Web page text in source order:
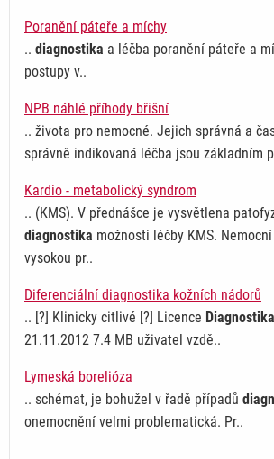
Poranění páteře a míchy
.. diagnostika a léčba poranění páteře a
postupy v..
NPB náhlé příhody břišní
.. života pro nemocné. Jejich správná a
správně indikovaná léčba jsou základním
Kardio - metabolický syndrom
.. (KMS). V přednášce je vysvětlena
diagnostika možnosti léčby KMS.
vysokou pr..
Diferenciální diagnostika kožních nádorů
.. [?] Klinicky citlivé [?] Licence Diagnostika
21.11.2012 7.4 MB uživatel vzdě..
Lymeská borelióza
.. schémat, je bohužel v řadě případů
onemocnění velmi problematická. Pr..